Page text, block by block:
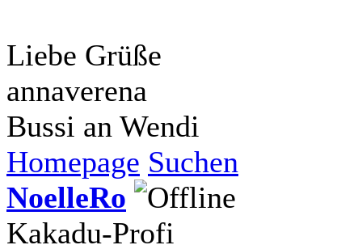
Liebe Grüße
annaverena
Bussi an Wendi
Homepage Suchen
NoelleRo
Kakadu-Profi